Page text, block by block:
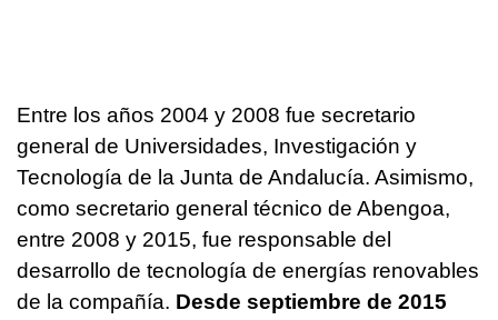
Entre los años 2004 y 2008 fue secretario
general de Universidades, Investigación y
Tecnología de la Junta de Andalucía. Asimismo,
como secretario general técnico de Abengoa,
entre 2008 y 2015, fue responsable del
desarrollo de tecnología de energías renovables
de la compañía. Desde septiembre de 2015